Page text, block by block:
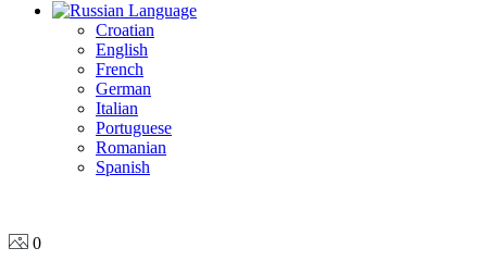
Language
Croatian
English
French
German
Italian
Portuguese
Romanian
Spanish
0